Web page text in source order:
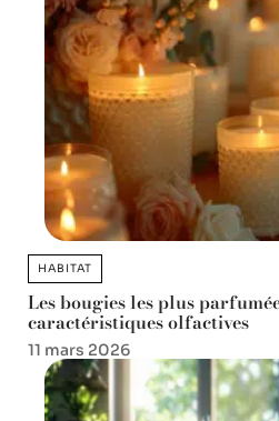
HABITAT
Les bougies les plus
caractéristiques olfactives
11 mars 2026